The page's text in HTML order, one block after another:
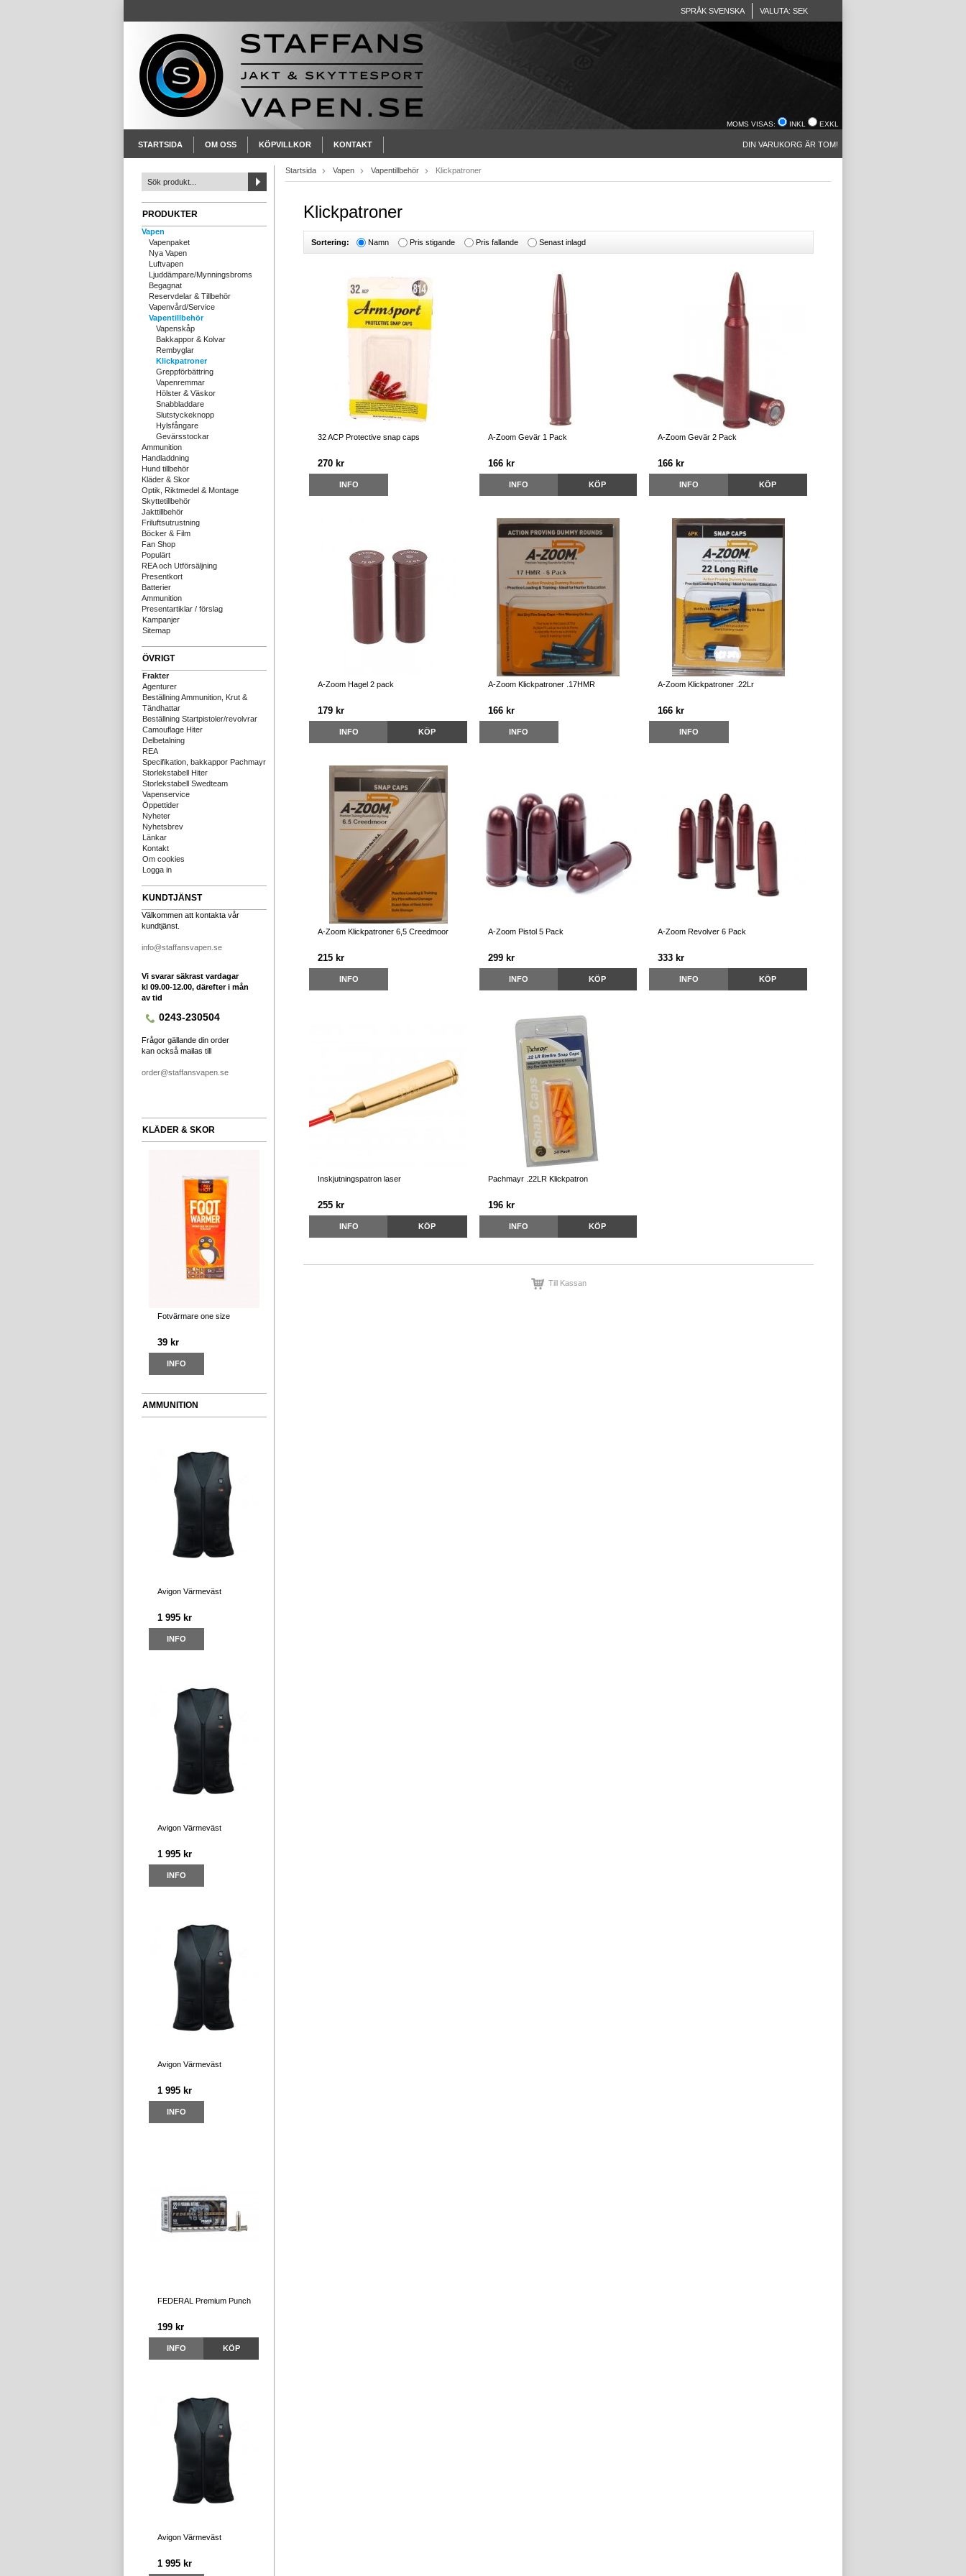
SPRÅK SVENSKA VALUTA: SEK
MOMS VISAS: INKL EXKL
STARTSIDA OM OSS KÖPVILLKOR KONTAKT DIN VARUKORG ÄR TOM!
PRODUKTER
Vapen
Vapenpaket
Nya Vapen
Luftvapen
Ljuddämpare/Mynningsbroms
Begagnat
Reservdelar & Tillbehör
Vapenvård/Service
Vapentillbehör
Vapenskåp
Bakkappor & Kolvar
Rembyglar
Klickpatroner
Greppförbättring
Vapenremmar
Hölster & Väskor
Snabbladdare
Slutstyckeknopp
Hylsfångare
Gevärsstockar
Ammunition
Handladdning
Hund tillbehör
Kläder & Skor
Optik, Riktmedel & Montage
Skyttetillbehör
Jakttillbehör
Friluftsutrustning
Böcker & Film
Fan Shop
Populärt
REA och Utförsäljning
Presentkort
Batterier
Ammunition
Presentartiklar / förslag
Kampanjer
Sitemap
ÖVRIGT
Frakter
Agenturer
Beställning Ammunition, Krut &
Tändhattar
Beställning Startpistoler/revolvrar
Camouflage Hiter
Delbetalning
REA
Specifikation, bakkappor Pachmayr
Storlekstabell Hiter
Storlekstabell Swedteam
Vapenservice
Öppettider
Nyheter
Nyhetsbrev
Länkar
Kontakt
Om cookies
Logga in
KUNDTJÄNST
Välkommen att kontakta vår
kundtjänst.
info@staffansvapen.se
Vi svarar säkrast vardagar
kl 09.00-12.00, därefter i mån
av tid
0243-230504
Frågor gällande din order
kan också mailas till
order@staffansvapen.se
KLÄDER & SKOR
Fotvärmare one size
39 kr
INFO
AMMUNITION
Avigon Värmeväst
1 995 kr
INFO
Avigon Värmeväst
1 995 kr
INFO
Avigon Värmeväst
1 995 kr
INFO
FEDERAL Premium Punch
199 kr
INFO KÖP
Avigon Värmeväst
1 995 kr
Startsida Vapen Vapentillbehör Klickpatroner
Klickpatroner
Sortering: Namn Pris stigande Pris fallande Senast inlagd
32 ACP Protective snap caps
270 kr
INFO
A-Zoom Gevär 1 Pack
166 kr
INFO KÖP
A-Zoom Gevär 2 Pack
166 kr
INFO KÖP
A-Zoom Hagel 2 pack
179 kr
INFO KÖP
A-Zoom Klickpatroner .17HMR
166 kr
INFO
A-Zoom Klickpatroner .22Lr
166 kr
INFO
A-Zoom Klickpatroner 6,5 Creedmoor
215 kr
INFO
A-Zoom Pistol 5 Pack
299 kr
INFO KÖP
A-Zoom Revolver 6 Pack
333 kr
INFO KÖP
Inskjutningspatron laser
255 kr
INFO KÖP
Pachmayr .22LR Klickpatron
196 kr
INFO KÖP
Till Kassan